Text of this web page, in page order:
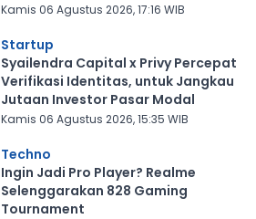
Kamis 06 Agustus 2026, 17:16 WIB
Startup
Syailendra Capital x Privy Percepat
Verifikasi Identitas, untuk Jangkau
Jutaan Investor Pasar Modal
Kamis 06 Agustus 2026, 15:35 WIB
Techno
Ingin Jadi Pro Player? Realme
Selenggarakan 828 Gaming
Tournament